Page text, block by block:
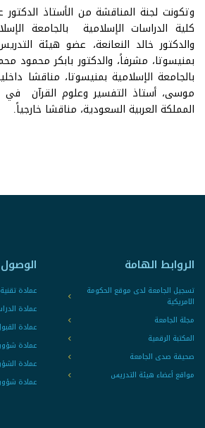
وتكونت لجنة المناقشة من الأستاذ الدكتور
كلية الدراسات الإسلامية بالجامعة
والدكتور خالد النعانعة، عضو هيئة
بمنيسوتا، مشرفاً، والدكتور بابكر محمود
بالجامعة الإسلامية بمنيسوتا، مناقشا
موسى، أستاذ التفسير وعلوم القرآن
المملكة العربية السعودية، مناقشا خارجياً.
الروابط الهامة
تسجيل الجامعة لدى موقع الحكومة
الامريكية
مجلة الجامعة
المكتبة الرقمية
صحيفة صدى الجامعة
مواقع أعضاء هيئة التدريس
عمادة
عمادة
عمادة
عمادة
عمادة
عمادة